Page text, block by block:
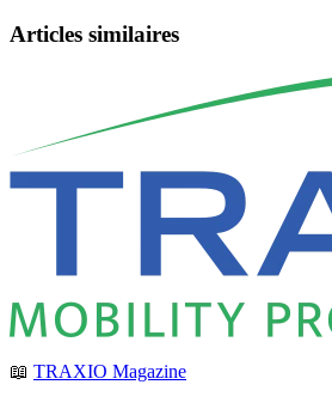
Articles similaires
📖 TRAXIO Magazine